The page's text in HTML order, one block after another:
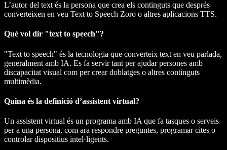
L’autor del text és la persona que crea els continguts que després
converteixen en veu Text to Speech Zoro o altres aplicacions TTS.
Què vol dir "text to speech"?
"Text to speech" és la tecnologia que converteix text en veu parlada,
generalment amb IA. Es fa servir tant per ajudar persones amb
discapacitat visual com per crear doblatges o altres continguts
multimèdia.
Quina és la definició d’assistent virtual?
Un assistent virtual és un programa amb IA que fa tasques o serveis
per a una persona, com ara respondre preguntes, programar cites o
controlar dispositius intel·ligents.